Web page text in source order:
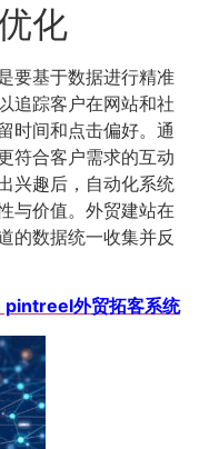
化
要基于数据进行精准
追踪客户在网站和社
时间和点击偏好。通
符合客户需求的互动
兴趣后，自动化系统
与价值。外贸建站在
的数据统一收集并反
pintreel外贸拓客系统